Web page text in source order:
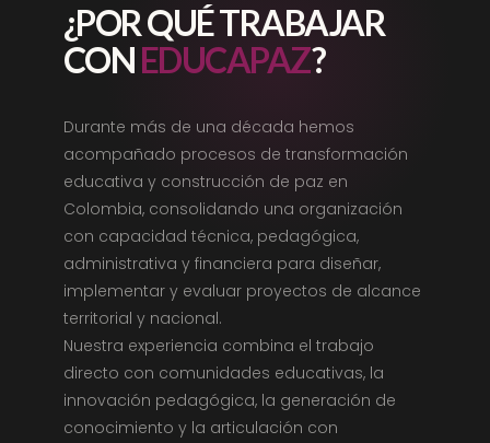
¿POR QUÉ TRABAJAR
CONEDUCAPAZ?
Durante más de una década hemos
acompañado procesos de transformación
educativa y construcción de paz en
Colombia, consolidando una organización
con capacidad técnica, pedagógica,
administrativa y financiera para diseñar,
implementar y evaluar proyectos de alcance
territorial y nacional.
Nuestra experiencia combina el trabajo
directo con comunidades educativas, la
innovación pedagógica, la generación de
conocimiento y la articulación con